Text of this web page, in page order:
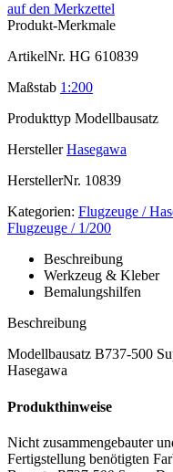
auf den Merkzettel
Produkt-Merkmale
ArtikelNr. HG 610839
Maßstab 1:200
Produkttyp Modellbausatz
Hersteller Hasegawa
HerstellerNr. 10839
Kategorien: Flugzeuge /
Flugzeuge / 1/200
Beschreibung
Werkzeug & Kleber
Bemalungshilfen
Beschreibung
Modellbausatz B737-500
Hasegawa
Produkthinweise
Nicht zusammengebauter
Fertigstellung benötigten